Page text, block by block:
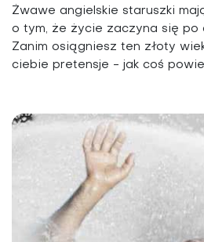
Żwawe angielskie staruszki
o tym, że życie zaczyna się po
Zanim osiągniesz ten złoty
ciebie pretensje - jak coś